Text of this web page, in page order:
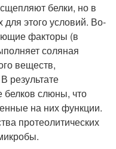
белки, но в
этого условий. Во-
факторы (в
соляная
веществ,
результате
белков слюны, что
на них функции.
протеолитических